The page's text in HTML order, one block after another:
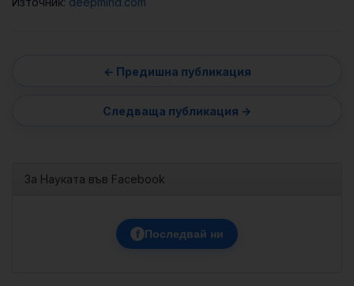
За Науката във Facebook
f Последвай ни